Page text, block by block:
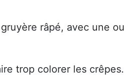
râpé, avec une ou
trop colorer les crêpes.